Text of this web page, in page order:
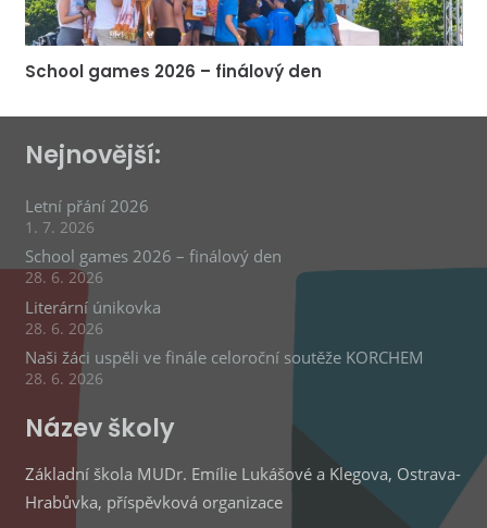
School games 2026 – finálový den
Nejnovější:
Letní přání 2026
1. 7. 2026
School games 2026 – finálový den
28. 6. 2026
Literární únikovka
28. 6. 2026
Naši žáci uspěli ve finále celoroční soutěže KORCHEM
28. 6. 2026
Název školy
Základní škola MUDr. Emílie Lukášové a Klegova, Ostrava-
Hrabůvka, příspěvková organizace